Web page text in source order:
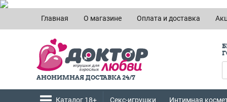
Главная О магазине Оплата и доставка
АНОНИМНАЯ ДОСТАВКА 24/7
Каталог 18+ Секс-игрушки Интимная